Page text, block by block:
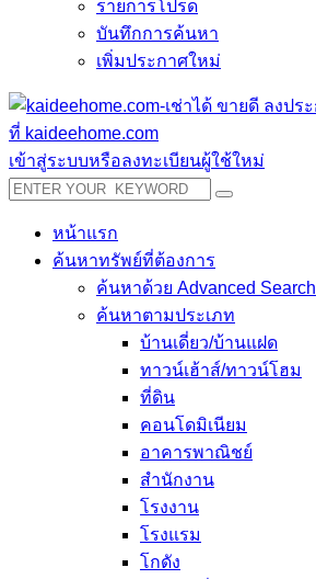
รายการโปรด
บันทึกการค้นหา
เพิ่มประกาศใหม่
เข้าสู่ระบบหรือลงทะเบียนผู้ใช้ใหม่
หน้าแรก
ค้นหาทรัพย์ที่ต้องการ
ค้นหาด้วย Advanced Search
ค้นหาตามประเภท
บ้านเดี่ยว/บ้านแฝด
ทาวน์เฮ้าส์/ทาวน์โฮม
ที่ดิน
คอนโดมิเนียม
อาคารพาณิชย์
สำนักงาน
โรงงาน
โรงแรม
โกดัง